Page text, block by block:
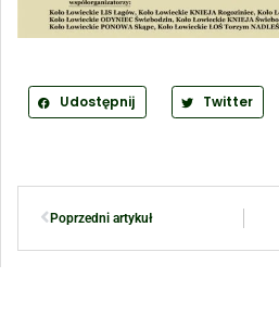
Udostępnij Twitter
Poprzedni artykuł